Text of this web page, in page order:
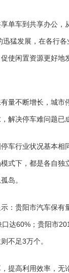
单车到共享办公，
猛发展，在各行各
使闲置资源更好地
量不断增长，城市
解决停车难问题已
车行业状况基本相
式下，都是各自独
岛。
：贵阳市汽车保有
达60%；贵阳市
不足3万个。
提高利用效率，无